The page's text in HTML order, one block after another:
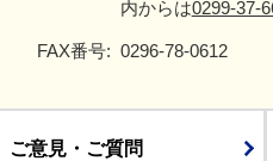
内からは0299-37-
FAX番号: 0296-78-0612
ご意見・ご質問